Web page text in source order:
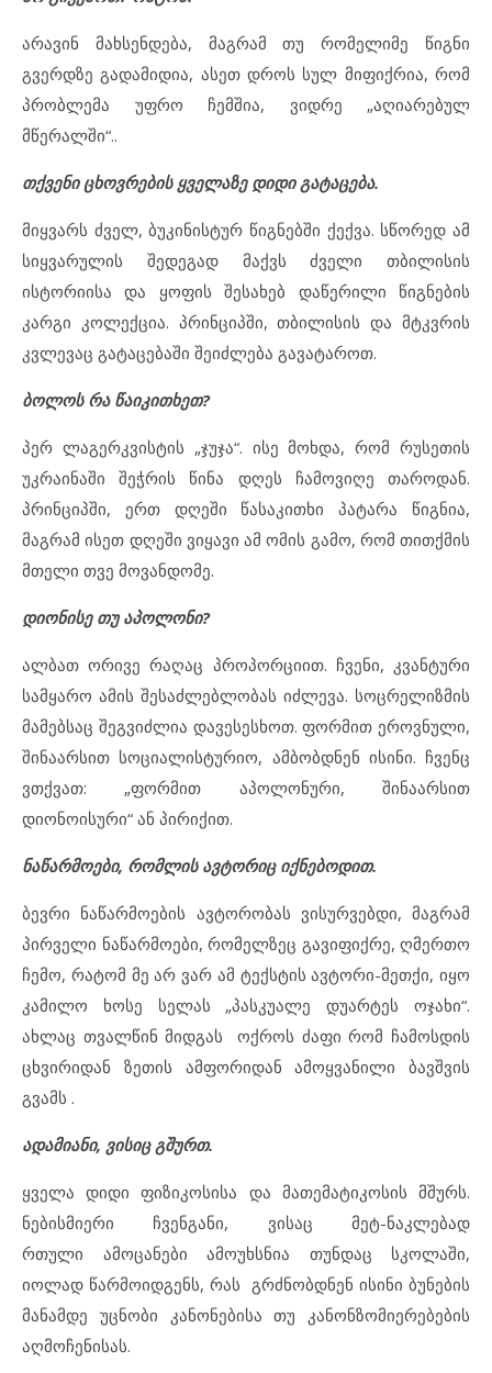
არავინ მახსენდება, მაგრამ თუ რომელიმე წიგნი
გვერდზე გადამიდია, ასეთ დროს სულ მიფიქრია, რომ
პრობლემა უფრო ჩემშია, ვიდრე „აღიარებულ
მწერალში“..
თქვენი ცხოვრების ყველაზე დიდი გატაცება.
მიყვარს ძველ, ბუკინისტურ წიგნებში ქექვა. სწორედ ამ
სიყვარულის შედეგად მაქვს ძველი თბილისის
ისტორიისა და ყოფის შესახებ დაწერილი წიგნების
კარგი კოლექცია. პრინციპში, თბილისის და მტკვრის
კვლევაც გატაცებაში შეიძლება გავატაროთ.
ბოლოს რა წაიკითხეთ?
პერ ლაგერკვისტის „ჯუჯა“. ისე მოხდა, რომ რუსეთის
უკრაინაში შეჭრის წინა დღეს ჩამოვიღე თაროდან.
პრინციპში, ერთ დღეში წასაკითხი პატარა წიგნია,
მაგრამ ისეთ დღეში ვიყავი ამ ომის გამო, რომ თითქმის
მთელი თვე მოვანდომე.
დიონისე თუ აპოლონი?
ალბათ ორივე რაღაც პროპორციით. ჩვენი, კვანტური
სამყარო ამის შესაძლებლობას იძლევა. სოცრელიზმის
მამებსაც შეგვიძლია დავესესხოთ. ფორმით ეროვნული,
შინაარსით სოციალისტურიო, ამბობდნენ ისინი. ჩვენც
ვთქვათ: „ფორმით აპოლონური, შინაარსით
დიონოისური“ ან პირიქით.
ნაწარმოები, რომლის ავტორიც იქნებოდით.
ბევრი ნაწარმოების ავტორობას ვისურვებდი, მაგრამ
პირველი ნაწარმოები, რომელზეც გავიფიქრე, ღმერთო
ჩემო, რატომ მე არ ვარ ამ ტექსტის ავტორი-მეთქი, იყო
კამილო ხოსე სელას „პასკუალე დუარტეს ოჯახი“.
ახლაც თვალწინ მიდგას ოქროს ძაფი რომ ჩამოსდის
ცხვირიდან ზეთის ამფორიდან ამოყვანილი ბავშვის
გვამს .
ადამიანი, ვისიც გშურთ.
ყველა დიდი ფიზიკოსისა და მათემატიკოსის მშურს.
ნებისმიერი ჩვენგანი, ვისაც მეტ-ნაკლებად
რთული ამოცანები ამოუხსნია თუნდაც სკოლაში,
იოლად წარმოიდგენს, რას გრძნობდნენ ისინი ბუნების
მანამდე უცნობი კანონებისა თუ კანონზომიერებების
აღმოჩენისას.